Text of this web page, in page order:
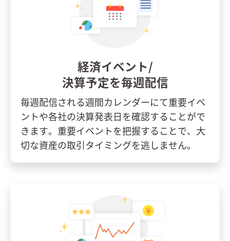
経済イベント/
決算予定を毎週配信
毎週配信される週間カレンダーにて重要イベ
ントや各社の決算発表日を確認することがで
きます。重要イベントを把握することで、大
切な資産の取引タイミングを逃しません。